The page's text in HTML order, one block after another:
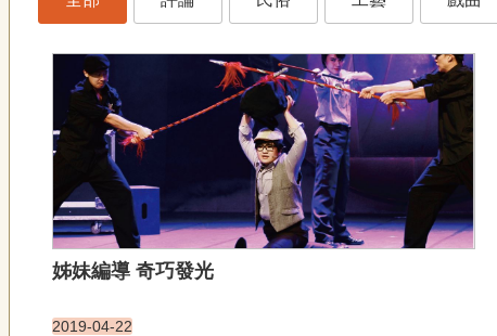
姊妹編導 奇巧發光
2019-04-22